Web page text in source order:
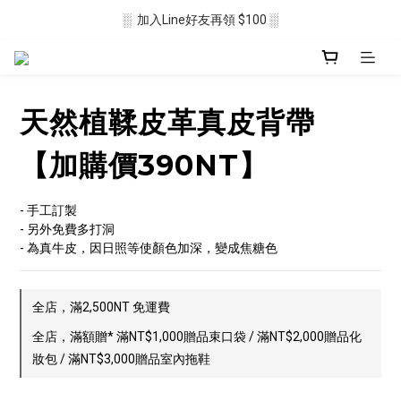
░  新會員註冊送 $50 ░
░  加入Line好友再領 $100 ░
天然植鞣皮革真皮背帶
【加購價390NT】
- 手工訂製
- 另外免費多打洞
- 為真牛皮，因日照等使顏色加深，變成焦糖色
全店，滿2,500NT 免運費
全店，滿額贈* 滿NT$1,000贈品束口袋 / 滿NT$2,000贈品化
妝包 / 滿NT$3,000贈品室內拖鞋